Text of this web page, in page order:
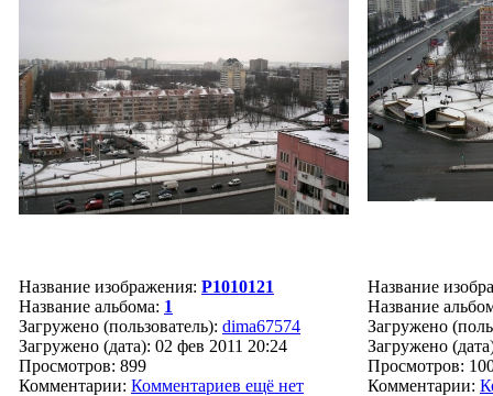
Название изображения: P1010121
Название альбома: 1
Загружено (пользователь): dima67574
Загружено (дата): 02 фев 2011 20:24
Просмотров: 899
Комментарии: Комментариев ещё нет
Название
Название
Загружено
Загружено
Просмотров:
Комментарии: